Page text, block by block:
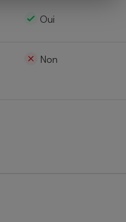
Oui
Non